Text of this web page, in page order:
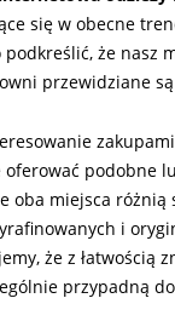
się w obecne
że nasz
przewidziane
podobne
oba miejsca
i
że z łatwością
przypadną